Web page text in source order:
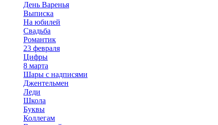
День Варенья
Выписка
На юбилей
Свадьба
Романтик
23 февраля
Цифры
8 марта
Шары с надписями
Джентельмен
Леди
Школа
Буквы
Коллегам